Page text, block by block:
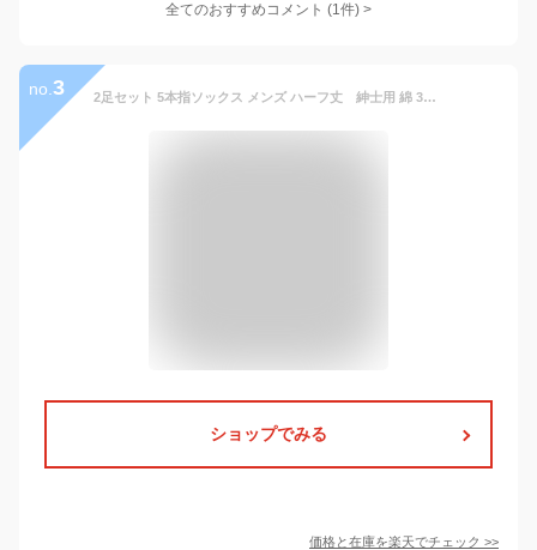
全てのおすすめコメント (1件) >
no. 3 2足セット 5本指ソックス メンズ ハーフ丈 紳士用 綿 3足 水虫 抗菌 ビジネス 男性用 仕事 作業用 安全靴 厚底 防寒 冬 無地 五本指ソックス 5本指靴下 五本指靴下 靴下 ソックス 5本指 あったか 温活 冷え取り ギフト
ショップでみる
価格と在庫を楽天でチェック >>